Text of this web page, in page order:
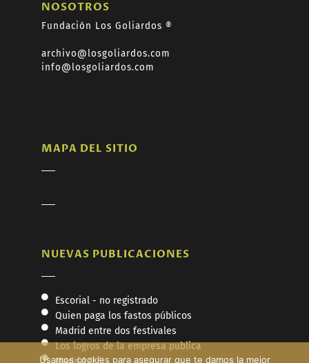
NOSOTROS
Fundación Los Goliardos ®
archivo@losgoliardos.com
info@losgoliardos.com
MAPA DEL SITIO
NUEVAS PUBLICACIONES
Escorial - no registrado
Quien paga los fastos públicos
Madrid entre dos festivales
Los logros de la empresa publica
Usamos cookies para asegurar que te damos la mejor